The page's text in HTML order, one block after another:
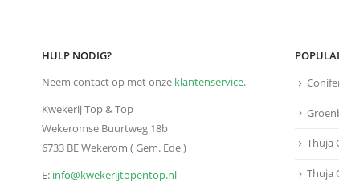
HULP NODIG?
Neem contact op met onze klantenservice.
Kwekerij Top & Top
Wekeromse Buurtweg 18b
6733 BE Wekerom ( Gem. Ede )
E: info@kwekerijtopentop.nl
Thuja
Thuja